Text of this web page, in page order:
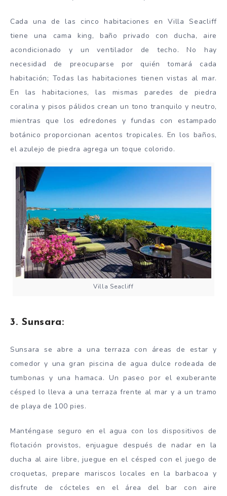
Cada una de las cinco habitaciones en Villa Seacliff
tiene una cama king, baño privado con ducha, aire
acondicionado y un ventilador de techo. No hay
necesidad de preocuparse por quién tomará cada
habitación; Todas las habitaciones tienen vistas al mar.
En las habitaciones, las mismas paredes de piedra
coralina y pisos pálidos crean un tono tranquilo y neutro,
mientras que los edredones y fundas con estampado
botánico proporcionan acentos tropicales. En los baños,
el azulejo de piedra agrega un toque colorido.
Villa Seacliff
3. Sunsara:
Sunsara se abre a una terraza con áreas de estar y
comedor y una gran piscina de agua dulce rodeada de
tumbonas y una hamaca. Un paseo por el exuberante
césped lo lleva a una terraza frente al mar y a un tramo
de playa de 100 pies.
Manténgase seguro en el agua con los dispositivos de
flotación provistos, enjuague después de nadar en la
ducha al aire libre, juegue en el césped con el juego de
croquetas, prepare mariscos locales en la barbacoa y
disfrute de cócteles en el área del bar con aire